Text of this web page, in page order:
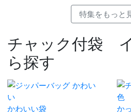
特集をもっと
チャック付袋
ら探す
かわいい袋 か